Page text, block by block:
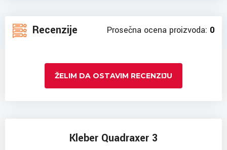
Recenzije Prosečna ocena proizvoda: 0
ŽELIM DA OSTAVIM RECENZIJU
Kleber Quadraxer 3